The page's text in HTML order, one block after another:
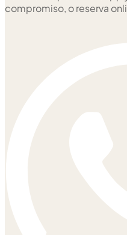
compromiso, o reserva